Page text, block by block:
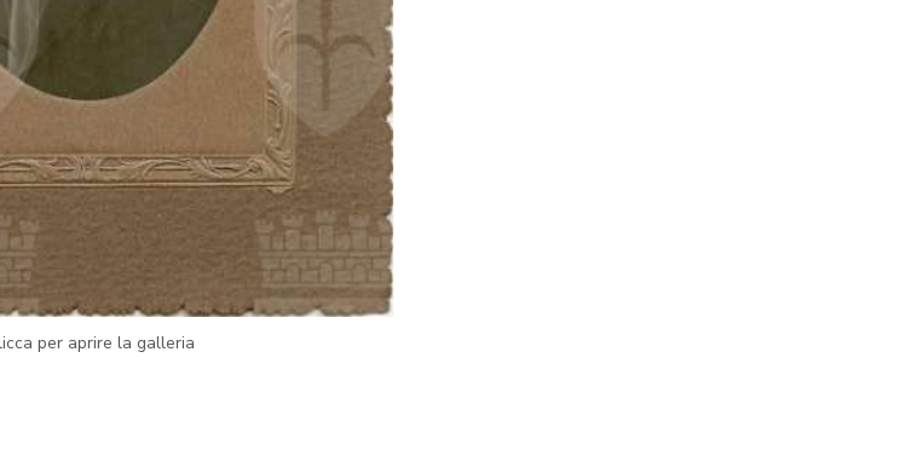
per aprire la galleria